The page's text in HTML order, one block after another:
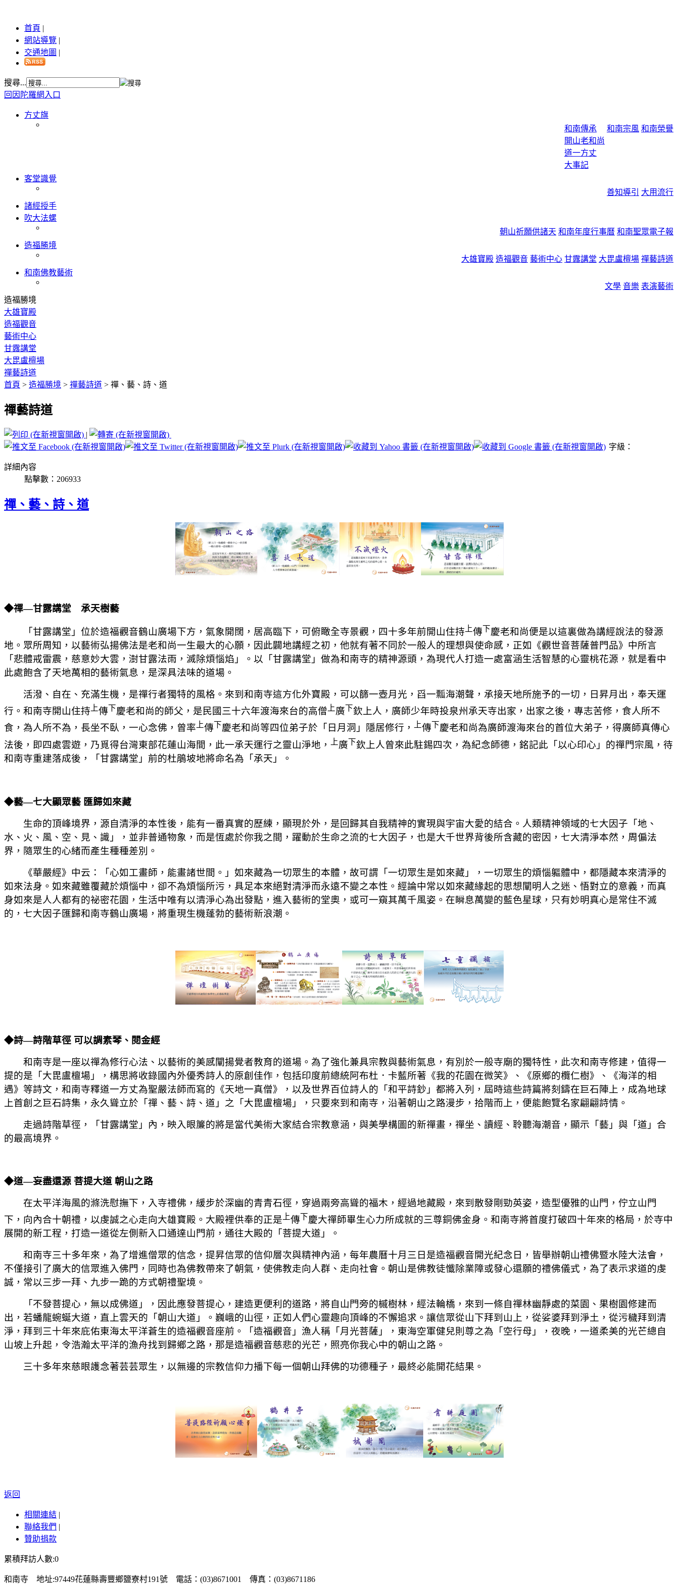
首頁 |
網站導覽 |
交通地圖 |
搜尋...
回因陀羅網入口
方丈旗
和南傳承
開山老和尚
道一方丈
大事記
和南宗風 和南榮譽
客堂識覺
善知導引
大用流行
諸經授手
吹大法螺
朝山祈願供諸天 和南年度行事曆 和南聖眾電子報
造福勝境
大雄寶殿 造福觀音 藝術中心 甘露講堂 大毘盧檀場 禪藝詩道
和南佛教藝術
文學 音樂 表演藝術
造福勝境
大雄寶殿
造福觀音
藝術中心
甘露講堂
大毘盧檀場
禪藝詩道
首頁 > 造福勝境 > 禪藝詩道 > 禪、藝、詩、道
禪藝詩道
|
字級：
詳細內容
點擊數：206933
禪、藝、詩、道
◆禪—甘露講堂 承天樹藝
「甘露講堂」位於造福觀音鶴山廣場下方，氣象開闊，居高臨下，可俯瞰全寺景觀，四十多年前開山住持 上傳下慶老和尚便是以這裏做為講經說法的發源
地。眾所周知，以藝術弘揚佛法是老和尚一生最大的心願，因此闢地講經之初，他就有著不同於一般人的理想與使命感，正如 《觀世音菩薩普門品》 中所言
「悲體戒雷震，慈意妙大雲，澍甘露法雨，滅除煩惱焰」。以「甘露講堂」做為和南寺的精神源頭，為現代人打造一處富涵生活智慧的心靈桃花源，就是看中
此處飽含了天地萬相的藝術氣息，是深具法味的道場。
活潑、 自在、充滿生機，是禪行者獨特的風格。來到和南寺這方化外寶殿，可以篩一壺月光，舀一瓢海潮聲，承接天地所施予的一切，日昇月出，奉天運
行。和南寺開山住持 上傳下慶老和尚的師父，是民國三十六年渡海來台的高僧 上廣下欽上人，廣師少年時投泉州承天寺出家，出家之後，專志苦修，食人所不
食，為人所不為，長坐不臥，一心念佛，曾率 上傳下慶老和尚等四位弟子於「日月洞」隱居修行， 上傳下慶老和尚為廣師渡海來台的首位大弟子，得廣師真傳心
法後，即四處雲遊，乃覓得台灣東部花蓮山海間，此一承天運行之靈山淨地，
上廣下欽上人曾來此駐錫四次，為紀念師德，銘記此「以心印心」的禪門宗風，待
和南寺重建落成後，「甘露講堂」前的杜鵑坡地將命名為 「承天」。
◆藝—七大顯眾藝 匯歸如來藏
生命的頂峰境界，源自清淨的本性後，能有一番真實的歷練，顯現於外，是回歸其自我精神的實現與宇宙大愛的結合。人類精神領域的七大因子「地、
水、火、風、空、見、識」，並非普通物象，而是恆處於你我之間，躍動於生命之流的七大因子，也是大千世界背後所含藏的密因，七大清淨本然，周偏法
界，隨眾生的心緒而產生種種差別。
《華嚴經》 中云：「心如工畫師，能畫諸世間。」如來藏為一切眾生的本體，故可謂「一切眾生是如來藏」，一切眾生的煩惱軀體中，都隱藏本來清淨的
如來法身。如來藏雖覆藏於煩惱中，卻不為煩惱所污，具足本來絕對清淨而永遠不變之本性。經論中常以如來藏緣起的思想闡明人之迷、悟對立的意義，而真
身如來是人人都有的祕密花園，生活中唯有以清淨心為出發點，進入藝術的堂奧，或可一窺其萬千風姿。在瞬息萬變的藍色星球，只有妙明真心是常住不滅
的，七大因子匯歸和南寺鶴山廣場，將重現生機蓬勃的藝術新浪潮。
◆詩—詩階草徑 可以調素琴、閱金經
和南寺是一座以禪為修行心法、以藝術的美感闡揚覺者教育的道場。為了強化兼具宗教與藝術氣息，有別於一般寺廟的獨特性，此次和南寺修建，值得一
提的是「大毘盧檀場」，構思將收錄國內外優秀詩人的原創佳作，包括印度前總統阿布杜．卡藍所著《我的花園在微笑》、《原鄉的欖仁樹》、《海洋的相
遇》等詩文，和南寺釋道一方丈為聖嚴法師而寫的《天地一真僧》，以及世界百位詩人的「和平詩鈔」都將入列，屆時這些詩篇將刻鑄在巨石陣上，成為地球
上首創之巨石詩集，永久聳立於「禪、藝、詩、道」之「大毘盧檀場」，只要來到和南寺，沿著朝山之路漫步，拾階而上，便能飽覽名家翩翩詩情。
走過詩階草徑，「甘露講堂」內，映入眼簾的將是當代美術大家結合宗教意涵，與美學構圖的新禪畫，禪坐、讀經、聆聽海潮音，顯示「藝」與「道」合
的最高境界。
◆道—妄盡還源 菩提大道 朝山之路
在太平洋海風的滌洗慰撫下，入寺禮佛，緩步於深幽的青青石徑，穿過兩旁高聳的福木，經過地藏殿，來到散發剛勁英姿，造型優雅的山門，佇立山門
下，向內合十朝禮，以虔誠之心走向大雄寶殿。大殿裡供奉的正是 上傳下慶大禪師畢生心力所成就的三尊銅佛金身。和南寺將首度打破四十年來的格局，於寺中
展開的新工程，打造一道從左側新入口通達山門前，通往大殿的「菩提大道」。
和南寺三十多年來，為了增進僧眾的信念，提昇信眾的信仰層次與精神內涵，每年農曆十月三日是造福觀音開光紀念日，皆舉辦朝山禮佛暨水陸大法會，
不僅接引了廣大的信眾進入佛門，同時也為佛教帶來了朝氣，使佛教走向人群、走向社會。朝山是佛教徒懺除業障或發心還願的禮佛儀式，為了表示求道的虔
誠，常以三步一拜、九步一跪的方式朝禮聖境。
「不發菩提心，無以成佛道」，因此應發菩提心，建造更便利的道路，將自山門旁的槭樹林，經法輪橋，來到一條自禪林幽靜處的菜園、果樹園修建而
出，若蟠龍蜿蜒大道，直上雲天的「朝山大道」。巍峨的山徑，正如人們心靈趣向頂峰的不懈追求。讓信眾從山下拜到山上，從娑婆拜到淨土，從污穢拜到清
淨，拜到三十年來庇佑東海太平洋蒼生的造福觀音座前。「造福觀音」漁人稱「月光菩薩」，東海空軍健兒則尊之為「空行母」，夜晚，一道柔美的光芒總自
山坡上升起，令浩瀚太平洋的漁舟找到歸鄉之路，那是造福觀音慈悲的光芒，照亮你我心中的朝 山之路。
三十多年來慈眼護念著芸芸眾生，以無邊的宗教信仰力播下每一個朝山拜佛的功德種子，最終必能開花結果 。
返回
相關連結 |
聯絡我們 |
贊助捐款
累積拜訪人數:0
和南寺 地址:97449花蓮縣壽豐鄉鹽寮村191號 電話：(03)8671001 傳真：(03)8671186